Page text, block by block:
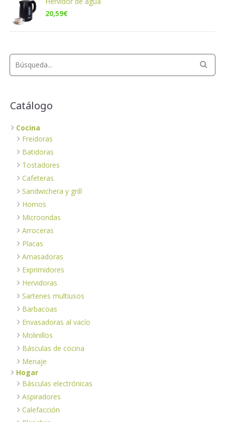
20,59€
Catálogo
Cocina
Freidoras
Batidoras
Tostadores
Cafeteras
Sandwichera y grill
Hornos
Microondas
Arroceras
Placas
Amasadoras
Exprimidores
Hervidoras
Sartenes multiusos
Barbacoas
Envasadoras al vacío
Molinillos
Básculas de cocina
Menaje
Hogar
Básculas electrónicas
Aspiradores
Calefacción